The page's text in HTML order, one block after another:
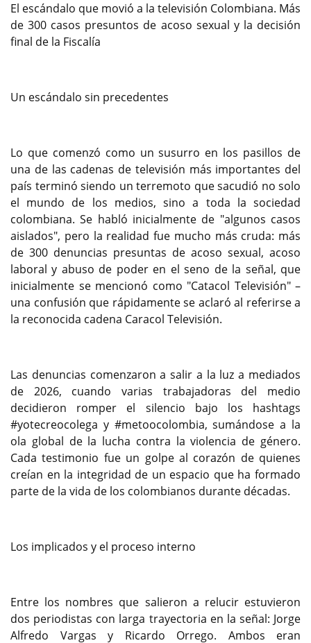
El escándalo que movió a la televisión Colombiana. Más
de 300 casos presuntos de acoso sexual y la decisión
final de la Fiscalía
Un escándalo sin precedentes
Lo que comenzó como un susurro en los pasillos de
una de las cadenas de televisión más importantes del
país terminó siendo un terremoto que sacudió no solo
el mundo de los medios, sino a toda la sociedad
colombiana. Se habló inicialmente de "algunos casos
aislados", pero la realidad fue mucho más cruda: más
de 300 denuncias presuntas de acoso sexual, acoso
laboral y abuso de poder en el seno de la señal, que
inicialmente se mencionó como "Catacol Televisión" –
una confusión que rápidamente se aclaró al referirse a
la reconocida cadena Caracol Televisión.
Las denuncias comenzaron a salir a la luz a mediados
de 2026, cuando varias trabajadoras del medio
decidieron romper el silencio bajo los hashtags
#yotecreocolega y #metoocolombia, sumándose a la
ola global de la lucha contra la violencia de género.
Cada testimonio fue un golpe al corazón de quienes
creían en la integridad de un espacio que ha formado
parte de la vida de los colombianos durante décadas.
Los implicados y el proceso interno
Entre los nombres que salieron a relucir estuvieron
dos periodistas con larga trayectoria en la señal: Jorge
Alfredo Vargas y Ricardo Orrego. Ambos eran